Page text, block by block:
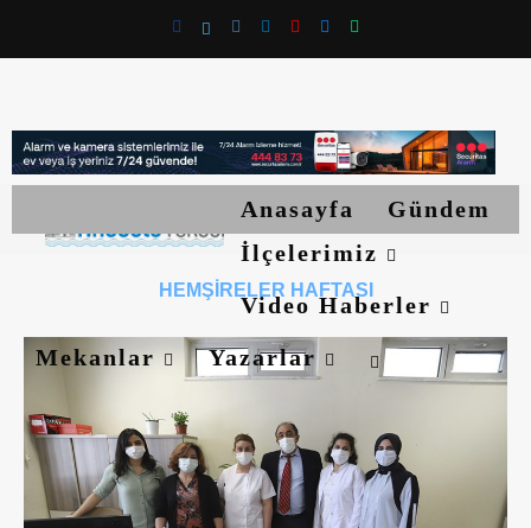
Anasayfa
Gündem
İlçelerimiz
Video Haberler
Mekanlar
Yazarlar
HEMŞIRELER HAFTASI